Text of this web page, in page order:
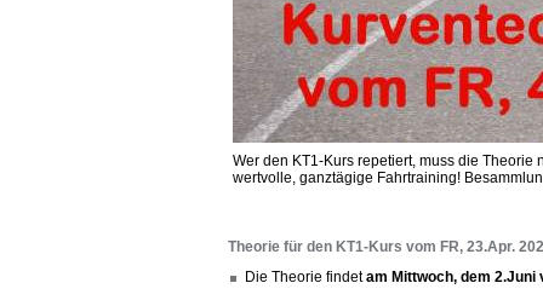
Wer den KT1-Kurs repetiert, muss die
wertvolle, ganztägige Fahrtraining!
Theorie für den KT1-Kurs vom FR, 23.Apr.
Die Theorie findetam Mittwoch, dem 2.Juni